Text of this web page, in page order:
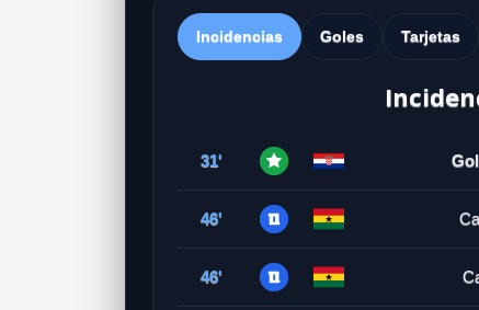
Incidencias Goles Tarjetas
31'
46'
46'